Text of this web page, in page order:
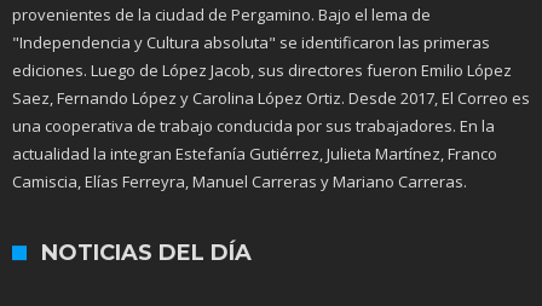
provenientes de la ciudad de Pergamino. Bajo el lema de
"Independencia y Cultura absoluta" se identificaron las primeras
ediciones. Luego de López Jacob, sus directores fueron Emilio López
Saez, Fernando López y Carolina López Ortiz. Desde 2017, El Correo es
una cooperativa de trabajo conducida por sus trabajadores. En la
actualidad la integran Estefanía Gutiérrez, Julieta Martínez, Franco
Camiscia, Elías Ferreyra, Manuel Carreras y Mariano Carreras.
NOTICIAS DEL DÍA